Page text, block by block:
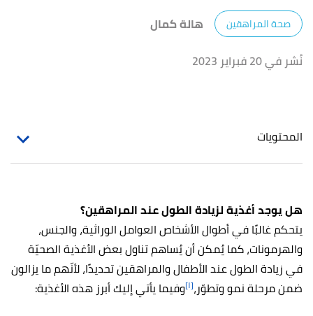
صحة المراهقين
هالة كمال
نُشر في 20 فبراير 2023
المحتويات
هل يوجد أغذية لزيادة الطول عند المراهقين؟
يتحكم غالبًا في أطوال الأشخاص العوامل الوراثية، والجنس،
والهرمونات، كما يُمكن أن يُساهم تناول بعض الأغذية الصحيّة
في زيادة الطول عند الأطفال والمراهقين تحديدًا، لأنّهم ما يزالون
ضمن مرحلة نمو وتطوّر،[١] وفيما يأتي إليك أبرز هذه الأغذية: